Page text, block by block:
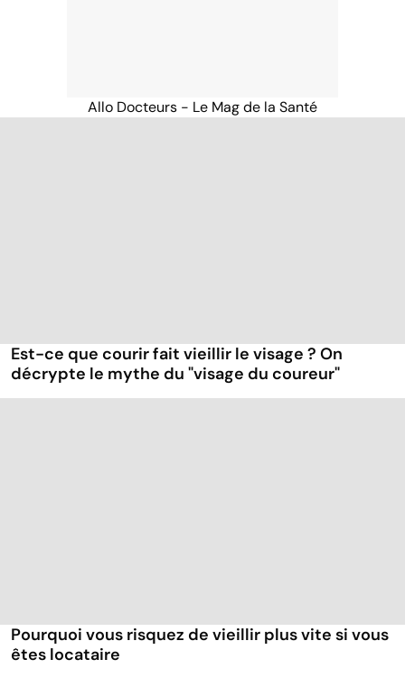
Allo Docteurs - Le Mag de la Santé
Est-ce que courir fait vieillir le visage ? On
décrypte le mythe du "visage du coureur"
Pourquoi vous risquez de vieillir plus vite si vous
êtes locataire